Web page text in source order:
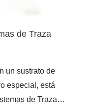
de Traza
un sustrato de
especial, está
de Traza